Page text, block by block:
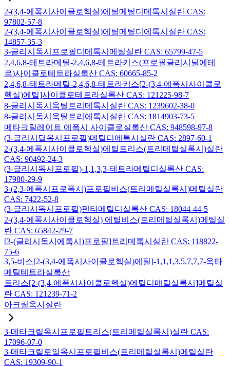
2-(3,4-에폭시사이클로헥실)에틸메틸디메톡시실란 CAS:
97802-57-8
2-(3,4-에폭시사이클로헥실)에틸메틸디에톡시실란 CAS:
14857-35-3
3-글리시독시프로필디메톡시메틸실란 CAS: 65799-47-5
2,4,6,8-테트라메틸-2,4,6,8-테트라키스(프로필글리시딜에테
르)사이클로테트라실록산 CAS: 60665-85-2
2,4,6,8-테트라메틸-2,4,6,8-테트라키스[2-(3,4-에폭시사이클로
헥실)에틸]사이클로테트라실록산 CAS: 121225-98-7
8-글리시독시옥틸트리메톡시실란 CAS: 1239602-38-0
8-글리시독시옥틸트리에톡시실란 CAS: 1814903-73-5
메타크릴레이트 에폭시 사이클로실록산 CAS: 948598-97-8
(3-글리시딜옥시프로필)메틸디에톡시실란 CAS: 2897-60-1
2-(3,4-에폭시사이클로헥실)에틸트리스(트리메틸실록시)실란
CAS: 90492-24-3
(3-글리시독시프로필)-1,1,3,3-테트라메틸디실록산 CAS:
17980-29-9
3-(2,3-에폭시프로폭시)프로필비스(트리메틸실록시)메틸실란
CAS: 7422-52-8
(3-글리시독시프로필)펜타메틸디실록산 CAS: 18044-44-5
2-(3,4-에폭시사이클로헥실) 에틸비스(트리메틸실록시)메틸실
란 CAS: 65842-29-7
[3-(글리시독시에톡시)프로필]트리메톡시실란 CAS: 118822-
75-6
3,5-비스[2-(3,4-에폭시사이클로헥실)에틸]-1,1,1,3,5,7,7,7-옥타
메틸테트라실록산
트리스[2-(3,4-에폭시사이클로헥실)에틸디메틸실록시]메틸실
란 CAS: 121239-71-2
아크릴옥시실란
3-메타크릴옥시프로필트리스(트리메틸실록시)실란 CAS:
17096-07-0
3-메타크릴로일옥시프로필비스(트리메틸실록시)메틸실란
CAS: 19309-90-1